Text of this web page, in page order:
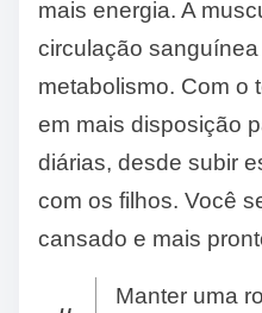
mais energia. A
circulação
metabolismo. Com o
em mais disposição
diárias, desde subir
com os filhos. Você
cansado e mais
Manter uma